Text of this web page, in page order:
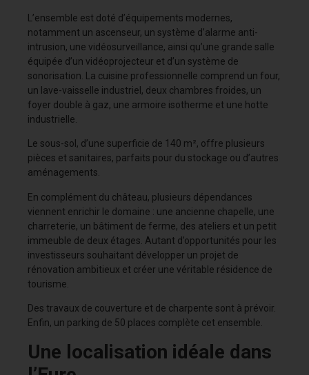
L’ensemble est doté d’équipements modernes,
notamment un ascenseur, un système d’alarme anti-
intrusion, une vidéosurveillance, ainsi qu’une grande salle
équipée d’un vidéoprojecteur et d’un système de
sonorisation. La cuisine professionnelle comprend un four,
un lave-vaisselle industriel, deux chambres froides, un
foyer double à gaz, une armoire isotherme et une hotte
industrielle.
Le sous-sol, d’une superficie de 140 m², offre plusieurs
pièces et sanitaires, parfaits pour du stockage ou d’autres
aménagements.
En complément du château, plusieurs dépendances
viennent enrichir le domaine : une ancienne chapelle, une
charreterie, un bâtiment de ferme, des ateliers et un petit
immeuble de deux étages. Autant d’opportunités pour les
investisseurs souhaitant développer un projet de
rénovation ambitieux et créer une véritable résidence de
tourisme.
Des travaux de couverture et de charpente sont à prévoir.
Enfin, un parking de 50 places complète cet ensemble.
Une localisation idéale dans